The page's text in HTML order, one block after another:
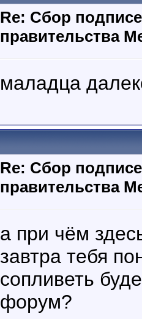
Re: Сбор
правительства
маладца
Re: Сбор
правительства
а при чём
завтра тебя
сопливеть
форум?